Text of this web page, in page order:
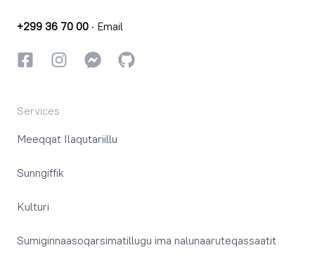
+299 36 70 00 · Email
FacebookkiInstagrammiInstagrammi
GitHub
Services
Meeqqat Ilaqutariillu
Sunngiffik
Kulturi
Sumiginnaasoqarsimatillugu ima nalunaaruteqassaatit